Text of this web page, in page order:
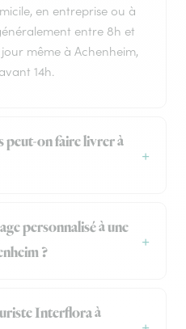
en entreprise ou à
entre 8h et
même à Achenheim,
14h.
peut-on faire livrer à
personnalisé à une
?
Interflora à